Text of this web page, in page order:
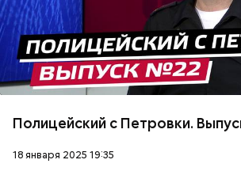
Полицейский с Петровки.
18 января 2025 19:35